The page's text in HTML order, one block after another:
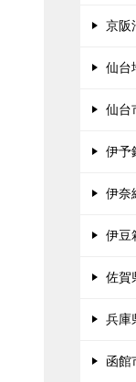
京阪
仙台
仙台
伊予
伊奈
伊豆
佐賀
兵庫
函館